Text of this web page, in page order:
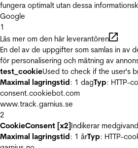
fungera optimalt utan dessa
Google
1
Läs mer om den här leverantören
En del av de uppgifter som samlas in av
för personalisering och mätning av
test_cookieUsed to check if the user's
Maximal lagringstid: 1 dagTyp: HTTP-
consent.cookiebot.com
www.track.garnius.se
2
CookieConsent [x2]Indikerar
Maximal lagringstid: 1 årTyp: HTTP-